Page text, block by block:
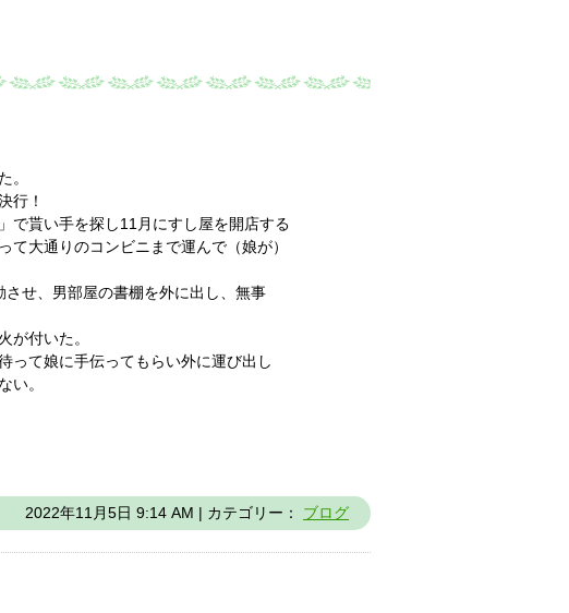
。
行！
で貰い手を探し11月にすし屋を開店する
大通りのコンビニまで運んで（娘が）
せ、男部屋の書棚を外に出し、無事
が付いた。
って娘に手伝ってもらい外に運び出し
い。
2022年11月5日 9:14 AM | カテゴリー： ブログ